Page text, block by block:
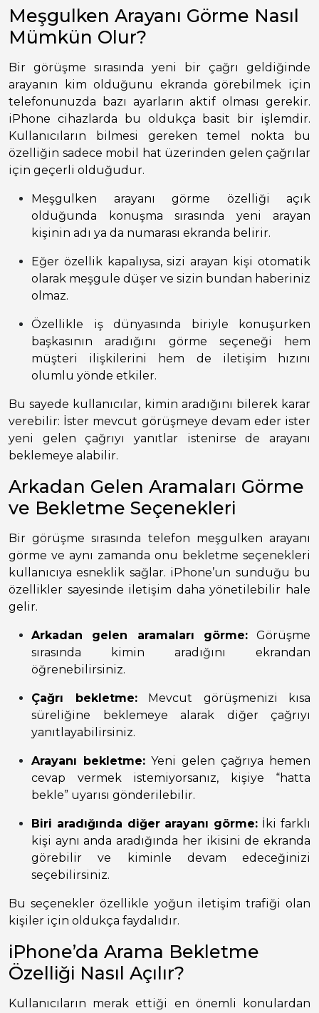
Meşgulken Arayanı Görme Nasıl
Mümkün Olur?
Bir görüşme sırasında yeni bir çağrı geldiğinde
arayanın kim olduğunu ekranda görebilmek için
telefonunuzda bazı ayarların aktif olması gerekir.
iPhone cihazlarda bu oldukça basit bir işlemdir.
Kullanıcıların bilmesi gereken temel nokta bu
özelliğin sadece mobil hat üzerinden gelen çağrılar
için geçerli olduğudur.
Meşgulken arayanı görme özelliği açık
olduğunda konuşma sırasında yeni arayan
kişinin adı ya da numarası ekranda belirir.
Eğer özellik kapalıysa, sizi arayan kişi otomatik
olarak meşgule düşer ve sizin bundan haberiniz
olmaz.
Özellikle iş dünyasında biriyle konuşurken
başkasının aradığını görme seçeneği hem
müşteri ilişkilerini hem de iletişim hızını
olumlu yönde etkiler.
Bu sayede kullanıcılar, kimin aradığını bilerek karar
verebilir: İster mevcut görüşmeye devam eder ister
yeni gelen çağrıyı yanıtlar istenirse de arayanı
beklemeye alabilir.
Arkadan Gelen Aramaları Görme
ve Bekletme Seçenekleri
Bir görüşme sırasında telefon meşgulken arayanı
görme ve aynı zamanda onu bekletme seçenekleri
kullanıcıya esneklik sağlar. iPhone’un sunduğu bu
özellikler sayesinde iletişim daha yönetilebilir hale
gelir.
Arkadan gelen aramaları görme:Görüşme
sırasında kimin aradığını ekrandan
öğrenebilirsiniz.
Çağrı bekletme:Mevcut görüşmenizi kısa
süreliğine beklemeye alarak diğer çağrıyı
yanıtlayabilirsiniz.
Arayanı bekletme: Yeni gelen çağrıya hemen
cevap vermek istemiyorsanız, kişiye “hatta
bekle” uyarısı gönderilebilir.
Biri aradığında diğer arayanı görme: İki farklı
kişi aynı anda aradığında her ikisini de ekranda
görebilir ve kiminle devam edeceğinizi
seçebilirsiniz.
Bu seçenekler özellikle yoğun iletişim trafiği olan
kişiler için oldukça faydalıdır.
iPhone’da Arama Bekletme
Özelliği Nasıl Açılır?
Kullanıcıların merak ettiği en önemli konulardan